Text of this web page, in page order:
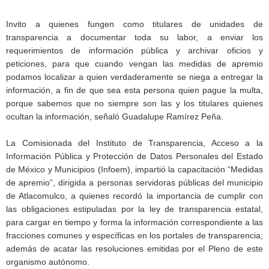
Invito a quienes fungen como titulares de unidades de
transparencia a documentar toda su labor, a enviar los
requerimientos de información pública y archivar oficios y
peticiones, para que cuando vengan las medidas de apremio
podamos localizar a quien verdaderamente se niega a entregar la
información, a fin de que sea esta persona quien pague la multa,
porque sabemos que no siempre son las y los titulares quienes
ocultan la información, señaló Guadalupe Ramírez Peña.
La Comisionada del Instituto de Transparencia, Acceso a la
Información Pública y Protección de Datos Personales del Estado
de México y Municipios (Infoem), impartió la capacitación “Medidas
de apremio”, dirigida a personas servidoras públicas del municipio
de Atlacomulco, a quienes recordó la importancia de cumplir con
las obligaciones estipuladas por la ley de transparencia estatal,
para cargar en tiempo y forma la información correspondiente a las
fracciones comunes y específicas en los portales de transparencia;
además de acatar las resoluciones emitidas por el Pleno de este
organismo autónomo.